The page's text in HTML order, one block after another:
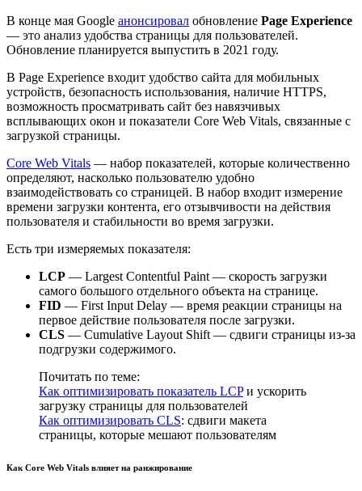
В конце мая Google анонсировал обновление Page Experience
— это анализ удобства страницы для пользователей.
Обновление планируется выпустить в 2021 году.
В Page Experience входит удобство сайта для мобильных
устройств, безопасность использования, наличие HTTPS,
возможность просматривать сайт без навязчивых
всплывающих окон и показатели Core Web Vitals, связанные с
загрузкой страницы.
Core Web Vitals — набор показателей, которые количественно
определяют, насколько пользователю удобно
взаимодействовать со страницей. В набор входит измерение
времени загрузки контента, его отзывчивости на действия
пользователя и стабильности во время загрузки.
Есть три измеряемых показателя:
LCP — Largest Contentful Paint — скорость загрузки
самого большого отдельного объекта на странице.
FID — First Input Delay — время реакции страницы на
первое действие пользователя после загрузки.
CLS — Cumulative Layout Shift — сдвиги страницы из-за
подгрузки содержимого.
Почитать по теме:
Как оптимизировать показатель LCPи ускорить
загрузку страницы для пользователей
Как оптимизировать CLS: сдвиги макета
страницы, которые мешают пользователям
Как Core Web Vitals влияет на ранжирование